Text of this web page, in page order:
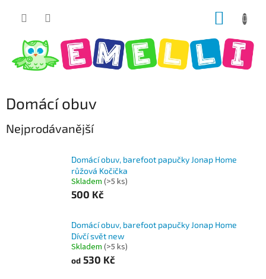
Domácí obuv
Nejprodávanější
Domácí obuv, barefoot papučky Jonap Home
růžová Kočička
Skladem (>5 ks)
500 Kč
Domácí obuv, barefoot papučky Jonap Home
Dívčí svět new
Skladem (>5 ks)
od 530 Kč